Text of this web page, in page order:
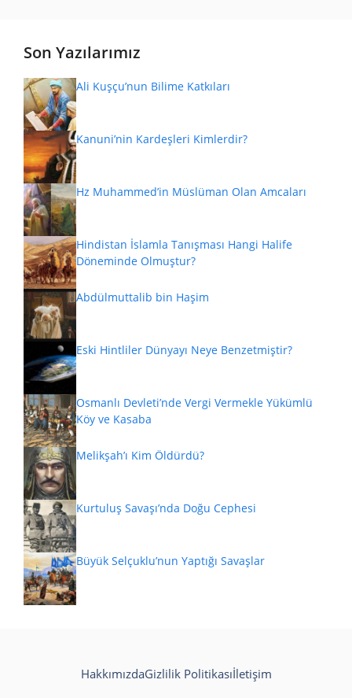
Son Yazılarımız
Ali Kuşçu’nun Bilime Katkıları
Kanuni’nin Kardeşleri Kimlerdir?
Hz Muhammed’in Müslüman Olan Amcaları
Hindistan İslamla Tanışması Hangi Halife
Döneminde Olmuştur?
Abdülmuttalib bin Haşim
Eski Hintliler Dünyayı Neye Benzetmiştir?
Osmanlı Devleti’nde Vergi Vermekle Yükümlü
Köy ve Kasaba
Melikşah’ı Kim Öldürdü?
Kurtuluş Savaşı’nda Doğu Cephesi
Büyük Selçuklu’nun Yaptığı Savaşlar
HakkımızdaGizlilik Politikasıİletişim